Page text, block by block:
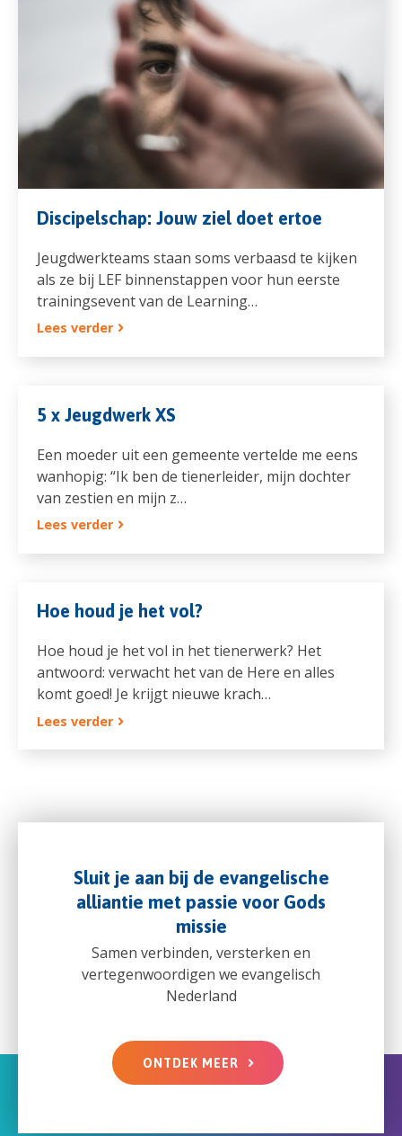
Discipelschap: Jouw ziel doet ertoe
Jeugdwerkteams staan soms verbaasd te kijken
als ze bij LEF binnenstappen voor hun eerste
trainingsevent van de Learning…
Lees verder
5 x Jeugdwerk XS
Een moeder uit een gemeente vertelde me eens
wanhopig: “Ik ben de tienerleider, mijn dochter
van zestien en mijn z…
Lees verder
Hoe houd je het vol?
Hoe houd je het vol in het tienerwerk? Het
antwoord: verwacht het van de Here en alles
komt goed! Je krijgt nieuwe krach…
Lees verder
Sluit je aan bij de evangelische
alliantie met passie voor Gods
missie
Samen verbinden, versterken en
vertegenwoordigen we evangelisch
Nederland
ONTDEK MEER